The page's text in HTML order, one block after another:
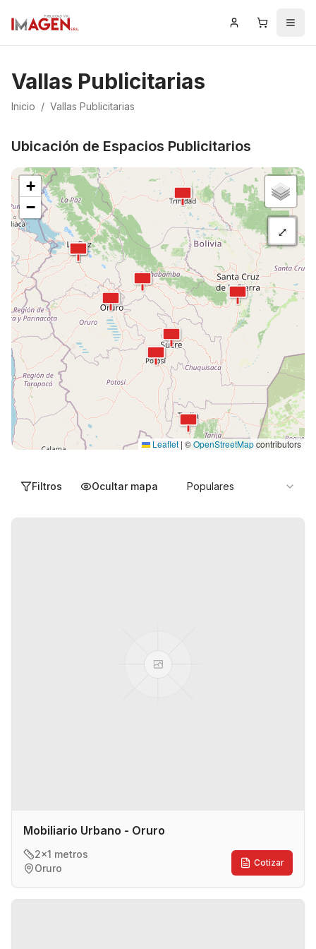
Iniciar Sesión
Carrito
Vallas Publicitarias
Inicio / Vallas Publicitarias
Ubicación de Espacios Publicitarios
+
−
⤢
Leaflet | ©OpenStreetMapcontributors
Filtros Ocultar mapa Populares
Mobiliario Urbano - Oruro
2x1 metros
Oruro
Cotizar